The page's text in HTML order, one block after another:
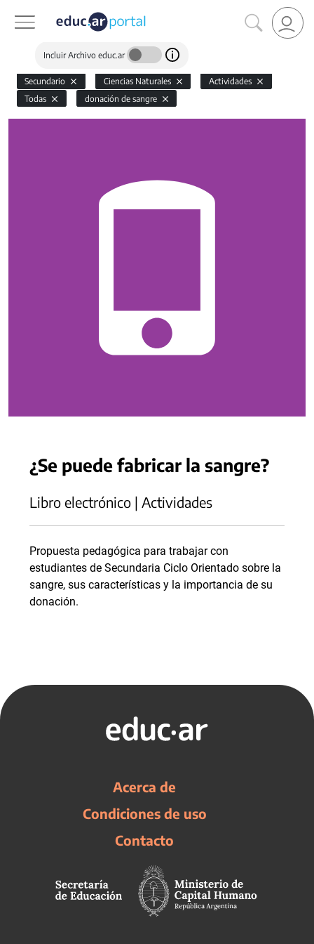
Incluir Archivo educ.ar
Secundario Ciencias Naturales
Actividades
Todas
donación de sangre
¿Se puede fabricar la sangre?
Libro electrónico | Actividades
Propuesta pedagógica para trabajar con
estudiantes de Secundaria Ciclo Orientado sobre la
sangre, sus características y la importancia de su
donación.
Acerca de
Condiciones de uso
Contacto